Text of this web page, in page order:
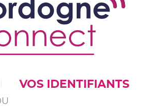
VOS IDENTIFIANTS
*